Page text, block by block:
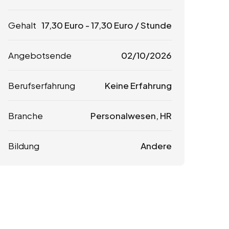
Gehalt 17,30 Euro -17,30 Euro / Stunde
Angebotsende 02/10/2026
Berufserfahrung Keine Erfahrung
Branche Personalwesen, HR
Bildung Andere